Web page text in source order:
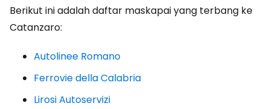
Berikut ini adalah daftar maskapai yang terbang ke
Catanzaro:
Autolinee Romano
Ferrovie della Calabria
Lirosi Autoservizi